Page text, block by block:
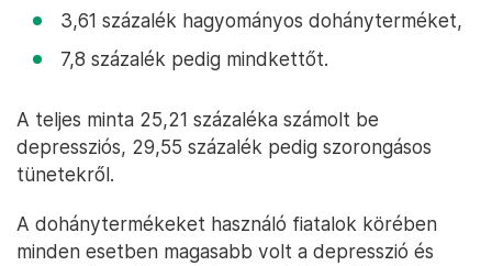
3,61 százalék hagyományos dohányterméket,
7,8 százalék pedig mindkettőt.
A teljes minta 25,21 százaléka számolt be
depressziós, 29,55 százalék pedig szorongásos
tünetekről.
A dohánytermékeket használó fiatalok körében
minden esetben magasabb volt a depresszió és